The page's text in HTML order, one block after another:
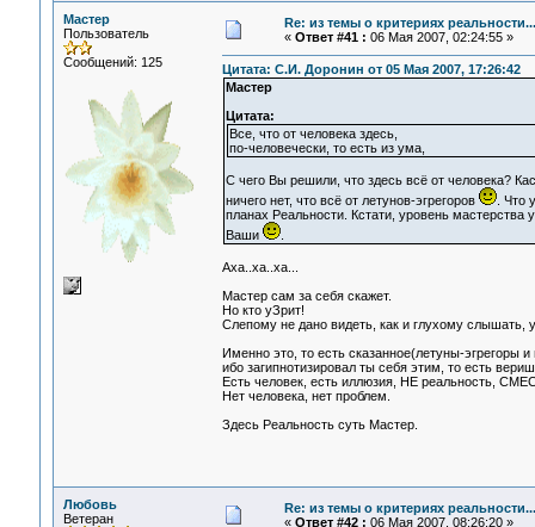
Мастер
Пользователь
Сообщений: 125
Re: из темы о критериях реальности...
« Ответ #41 : 06 Мая 2007, 02:24:55 »
Цитата: С.И. Доронин от 05 Мая 2007, 17:26:42
Мастер
Цитата:
Все, что от человека здесь,
по-человечески, то есть из ума,
С чего Вы решили, что здесь всё от человека?
ничего нет, что всё от летунов-эгрегоров
. Что
планах Реальности. Кстати, уровень
Ваши
.
Аха..ха..ха...
Мастер сам за себя скажет.
Но кто уЗрит!
Слепому не дано видеть, как и глухому слышать,
Именно это, то есть сказанное(летуны-
ибо загипнотизировал ты себя этим, то есть
Есть человек, есть иллюзия, НЕ реальность,
Нет человека, нет проблем.
Здесь Реальность суть Мастер.
Любовь
Ветеран
Re: из темы о критериях реальности...
« Ответ #42 : 06 Мая 2007, 08:26:20 »